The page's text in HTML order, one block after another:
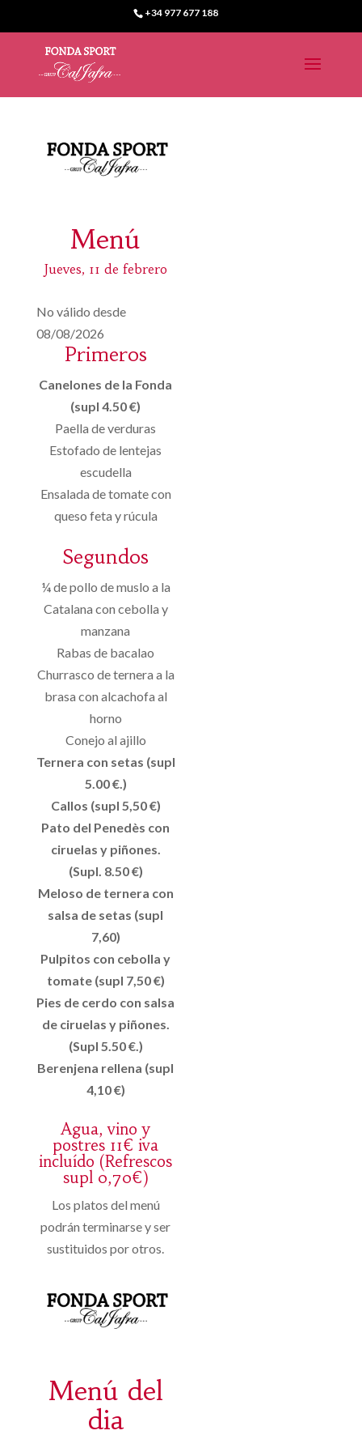
+34 977 677 188
Menú
Jueves, 11 de febrero
No válido desde
08/08/2026
Primeros
Canelones de la Fonda
(supl 4.50 €)
Paella de verduras
Estofado de lentejas
escudella
Ensalada de tomate con
queso feta y rúcula
Segundos
¼ de pollo de muslo a la
Catalana con cebolla y
manzana
Rabas de bacalao
Churrasco de ternera a la
brasa con alcachofa al
horno
Conejo al ajillo
Ternera con setas (supl
5.00 €.)
Callos (supl 5,50 €)
Pato del Penedès con
ciruelas y piñones.
(Supl. 8.50 €)
Meloso de ternera con
salsa de setas (supl
7,60)
Pulpitos con cebolla y
tomate (supl 7,50 €)
Pies de cerdo con salsa
de ciruelas y piñones.
(Supl 5.50 €.)
Berenjena rellena (supl
4,10 €)
Agua, vino y
postres 11€ iva
incluído (Refrescos
supl 0,70€)
Los platos del menú
podrán terminarse y ser
sustituidos por otros.
Menú del
dia